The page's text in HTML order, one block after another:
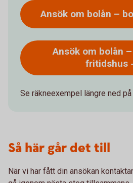
Ansök om bolån –
Ansök om bolån
fritidshus
Se räkneexempel längre ned på
Så här går det till
När vi har fått din ansökan